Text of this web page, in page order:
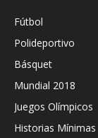
Fútbol
Polideportivo
Básquet
Mundial 2018
Juegos Olímpicos
Historias Mínimas